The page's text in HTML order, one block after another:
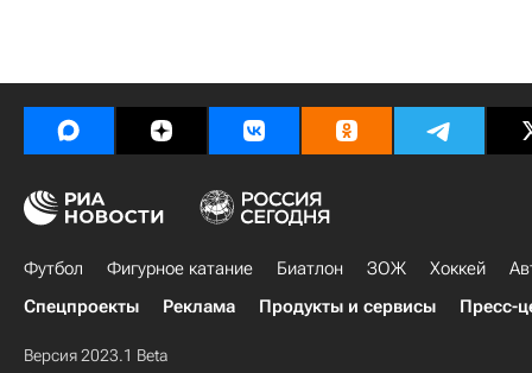
Футбол Фигурное катание Биатлон ЗОЖ Хоккей
Спецпроекты
Реклама Продукты и сервисы Пресс-
Версия 2023.1 Beta